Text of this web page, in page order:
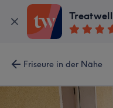
Treatwell
Friseure in der Nähe